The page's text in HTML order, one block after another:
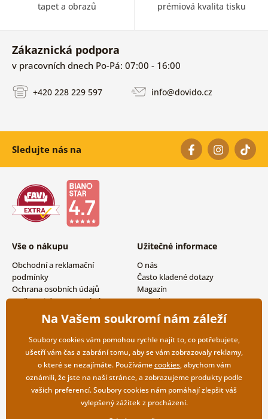
tapet a obrazů prémiová kvalita tisku
Zákaznická podpora
v pracovních dnech Po-Pá: 07:00 - 16:00
+420 228 229 597 info@dovido.cz
Sledujte nás na
Vše o nákupu
Obchodní a reklamační
podmínky
Ochrana osobních údajů
Možnosti dopravy a platby
Vrácení zboží
Užitečné informace
O nás
Často kladené dotazy
Magazín
Kontakty
Velkoobchodní spolupráce
Na Vašem soukromí nám záleží
Soubory cookies vám pomohou rychle najít to, co potřebujete,
ušetří vám čas a zabrání tomu, aby se vám zobrazovaly reklamy,
o které se nezajímáte. Používámecookies, abychom vám
oznámili, že jste na naší stránce, a zobrazujeme produkty podle
vašich preferencí. Soubory cookies nám pomáhají zlepšit váš
vylepšený zážitek z procházení.